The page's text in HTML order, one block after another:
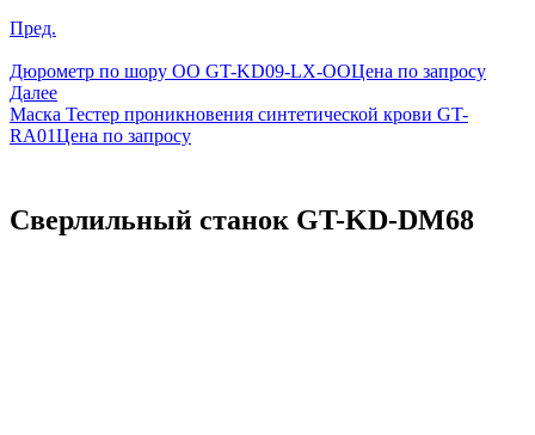
Пред.
Дюрометр по шору OO GT-KD09-LX-OOЦена по запросу
Далее
Маска Тестер проникновения синтетической крови GT-
RA01Цена по запросу
Сверлильный станок GT-KD-DM68